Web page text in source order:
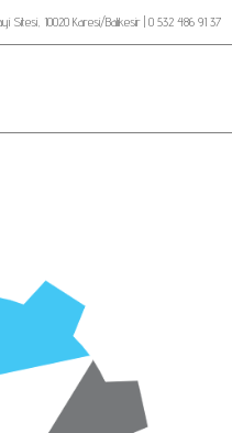
Sitesi, 10020 Karesi/Balıkesir | 0 532 486 91 37